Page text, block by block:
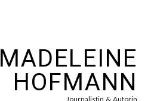
MADELEINE
HOFMANN
Journalistin & Autorin